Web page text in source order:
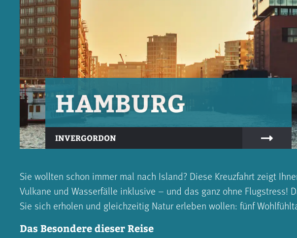
HAMBURG
INVERGORDON
Sie wollten schon immer mal nach Island? Diese Kreuzfahrt zeigt
Vulkane und Wasserfälle inklusive – und das ganz ohne Flugstress!
Sie sich erholen und gleichzeitig Natur erleben wollen: fünf
Das Besondere dieser Reise